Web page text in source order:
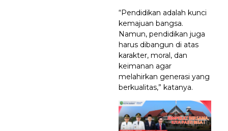
“Pendidikan adalah kunci
kemajuan bangsa.
Namun, pendidikan juga
harus dibangun di atas
karakter, moral, dan
keimanan agar
melahirkan generasi yang
berkualitas,” katanya.